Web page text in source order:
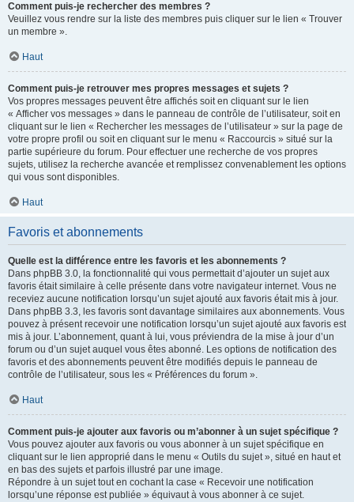
Comment puis-je rechercher des membres ?
Veuillez vous rendre sur la liste des membres puis cliquer sur le lien « Trouver
un membre ».
Haut
Comment puis-je retrouver mes propres messages et sujets ?
Vos propres messages peuvent être affichés soit en cliquant sur le lien
« Afficher vos messages » dans le panneau de contrôle de l’utilisateur, soit en
cliquant sur le lien « Rechercher les messages de l’utilisateur » sur la page de
votre propre profil ou soit en cliquant sur le menu « Raccourcis » situé sur la
partie supérieure du forum. Pour effectuer une recherche de vos propres
sujets, utilisez la recherche avancée et remplissez convenablement les options
qui vous sont disponibles.
Haut
Favoris et abonnements
Quelle est la différence entre les favoris et les abonnements ?
Dans phpBB 3.0, la fonctionnalité qui vous permettait d’ajouter un sujet aux
favoris était similaire à celle présente dans votre navigateur internet. Vous ne
receviez aucune notification lorsqu’un sujet ajouté aux favoris était mis à jour.
Dans phpBB 3.3, les favoris sont davantage similaires aux abonnements. Vous
pouvez à présent recevoir une notification lorsqu’un sujet ajouté aux favoris est
mis à jour. L’abonnement, quant à lui, vous préviendra de la mise à jour d’un
forum ou d’un sujet auquel vous êtes abonné. Les options de notification des
favoris et des abonnements peuvent être modifiés depuis le panneau de
contrôle de l’utilisateur, sous les « Préférences du forum ».
Haut
Comment puis-je ajouter aux favoris ou m’abonner à un sujet spécifique ?
Vous pouvez ajouter aux favoris ou vous abonner à un sujet spécifique en
cliquant sur le lien approprié dans le menu « Outils du sujet », situé en haut et
en bas des sujets et parfois illustré par une image.
Répondre à un sujet tout en cochant la case « Recevoir une notification
lorsqu’une réponse est publiée » équivaut à vous abonner à ce sujet.